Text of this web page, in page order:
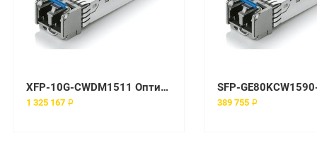
XFP-10G-CWDM1511 Оптический модуль Juniper 10G CWDM XFP, 1511 NM
1 325 167 ₽ 389 755 ₽